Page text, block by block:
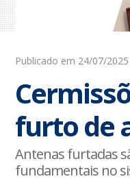
Publicado em 24/07/2025
furto de
Antenas furtadas
fundamentais no